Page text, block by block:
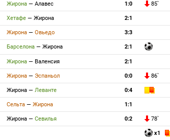
Жирона — Алавес 1:0 85`
Хетафе — Жирона 2:1
Жирона — Овьедо 3:3
Барселона — Жирона 2:1
Жирона — Валенсия 2:1
Жирона — Эспаньол 0:0 86`
Жирона — Леванте 0:4
Сельта — Жирона 1:1
Жирона — Севилья 0:2 78`
x1